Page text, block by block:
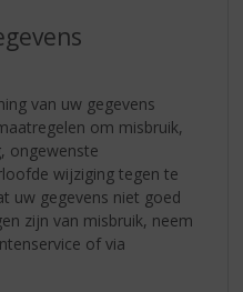
van uw gegevens
om misbruik,
ongewenste
wijziging tegen te
uw gegevens niet goed
zijn van misbruik, neem
of via